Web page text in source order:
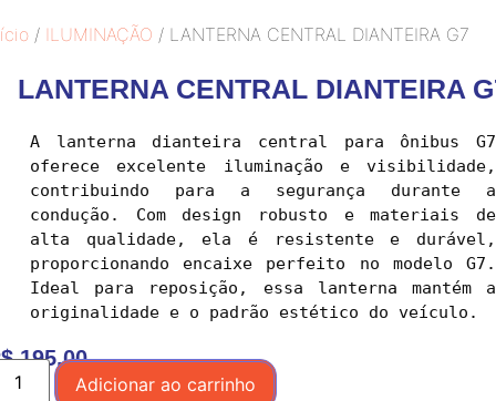
/ ILUMINAÇÃO / LANTERNA CENTRAL DIANTEIRA G7
LANTERNA CENTRAL DIANTEIRA
A lanterna dianteira central para ônibus G7
oferece excelente iluminação e visibilidade,
contribuindo para a segurança durante a
condução. Com design robusto e materiais de
alta qualidade, ela é resistente e durável,
proporcionando encaixe perfeito no modelo G7.
Ideal para reposição, essa lanterna mantém a
195,00
Adicionar ao carrinho